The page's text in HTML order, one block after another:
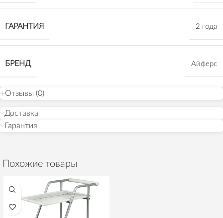
ГАРАНТИЯ 2 года
БРЕНД Айферс
Отзывы (0)
Доставка
Гарантия
Похожие товары